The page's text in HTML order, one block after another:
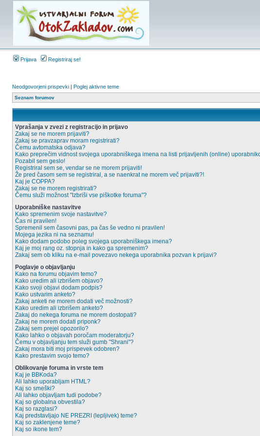
Prijava Registriraj se!
Neodgovorjeni prispevki | Poglej aktivne teme
Seznam forumov
Vprašanja v zvezi z registracijo in prijavo
Zakaj se ne morem prijaviti?
Zakaj se pravzaprav moram registrirati?
Čemu avtomatska odjava?
Kako preprečim vidnost svojega uporabniškega imena na listi prijavljenih (online)
Pozabil sem geslo!
Registriral sem se, vendar se ne morem prijaviti!
Že pred časom sem se registriral, a se naenkrat ne morem več prijaviti?!
Kaj je COPPA?
Zakaj se ne morem registrirati?
Čemu služi možnost "Izbriši vse piškotke foruma"?
Uporabniške nastavitve
Kako spremenim svoje nastavitve?
Čas ni pravilen!
Spremenil sem časovni pas, pa čas še vedno ni pravilen!
Mojega jezika ni na seznamu!
Kako dodam podobo poleg svojega uporabniškega imena?
Kaj je moj rang oz. stopnja in kako ga spremenim?
Zakaj sem ob kliku na e-mail povezavo nekega uporabnika pozvan k prijavi?
Poglavje o objavljanju
Kako na forumu objavim temo?
Kako uredim ali izbrišem objavo?
Kako svoji objavi dodam podpis?
Kako ustvarim anketo?
Zakaj anketi ne morem dodati več možnosti?
Kako uredim ali izbrišem anketo?
Zakaj do nekega foruma ne morem dostopati?
Zakaj ne morem dodati priponk?
Zakaj sem prejel opozorilo?
Kako lahko o objavah poročam moderatorju?
Čemu v objavljanju tem služi gumb "Shrani"?
Zakaj mora biti moj prispevek odobren?
Kako prestavim svojo temo?
Oblikovanje foruma in vrste tem
Kaj je BBKoda?
Ali lahko uporabljam HTML?
Kaj so smeški?
Ali lahko objavljam tudi podobe?
Kaj so globalna obvestila?
Kaj so razglasi?
Kaj predstavljajo NE PREZRI (lepljivek) teme?
Kaj so zaklenjene teme?
Kaj so ikone tem?